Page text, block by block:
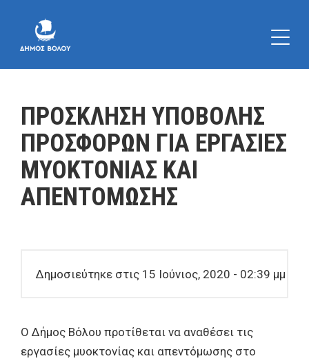
ΠΡΟΣΚΛΗΣΗ ΥΠΟΒΟΛΗΣ
ΠΡΟΣΦΟΡΩΝ ΓΙΑ ΕΡΓΑΣΙΕΣ
ΜΥΟΚΤΟΝΙΑΣ ΚΑΙ
ΑΠΕΝΤΟΜΩΣΗΣ
Δημοσιεύτηκε στις 15 Ιούνιος, 2020 - 02:39 μμ
Ο Δήμος Βόλου προτίθεται να αναθέσει τις
εργασίες μυοκτονίας και απεντόμωσης στο